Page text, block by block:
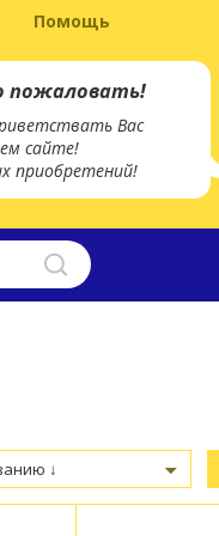
пожаловать!
Вас
сайте!
приобретений!
↓
Помощь